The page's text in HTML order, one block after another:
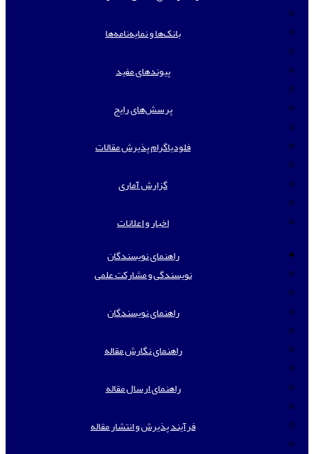
بانک‌ها و نمایه‌‌نامه‌ها
پیوندهای مفید
پرسش‌های رایج
فلودیاگرام پذیرش مقالات
گزارش آماری
اخبار و اعلانات
راهنمای نویسندگان
نویسندگی و مشارکت علمی
راهنمای نویسندگان
راهنمای نگارش مقاله
راهنمای ارسال مقاله
فرآیند پذیرش و انتشار مقاله